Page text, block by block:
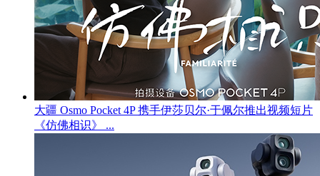
大疆 Osmo Pocket 4P 携手伊莎贝尔·于佩尔推出视频短片
《仿佛相识》 ...